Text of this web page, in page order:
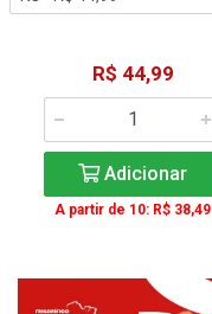
R$ 44,99
Adicionar
A partir de 10: R$ 38,49